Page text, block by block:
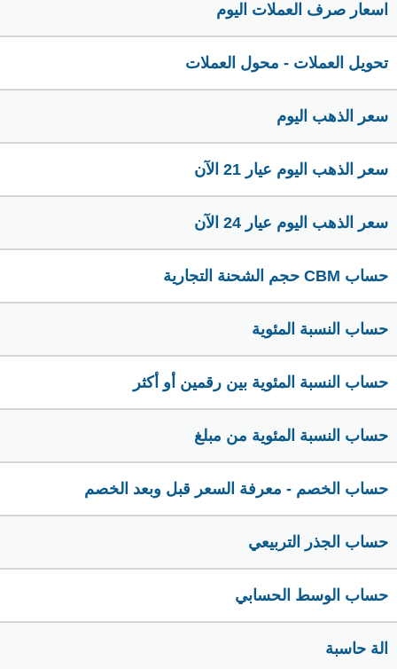
اسعار صرف العملات اليوم
تحويل العملات - محول العملات
سعر الذهب اليوم
سعر الذهب اليوم عيار 21 الآن
سعر الذهب اليوم عيار 24 الآن
حساب CBM حجم الشحنة التجارية
حساب النسبة المئوية
حساب النسبة المئوية بين رقمين أو أكثر
حساب النسبة المئوية من مبلغ
حساب الخصم - معرفة السعر قبل وبعد الخصم
حساب الجذر التربيعي
حساب الوسط الحسابي
الة حاسبة